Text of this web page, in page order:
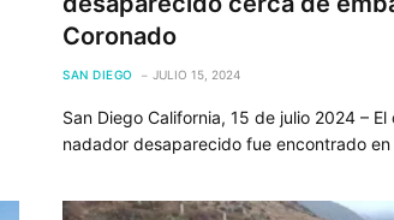
Coronado
SAN DIEGO JULIO 15, 2024
San Diego California, 15 de julio 2024 –
nadador desaparecido fue encontrado